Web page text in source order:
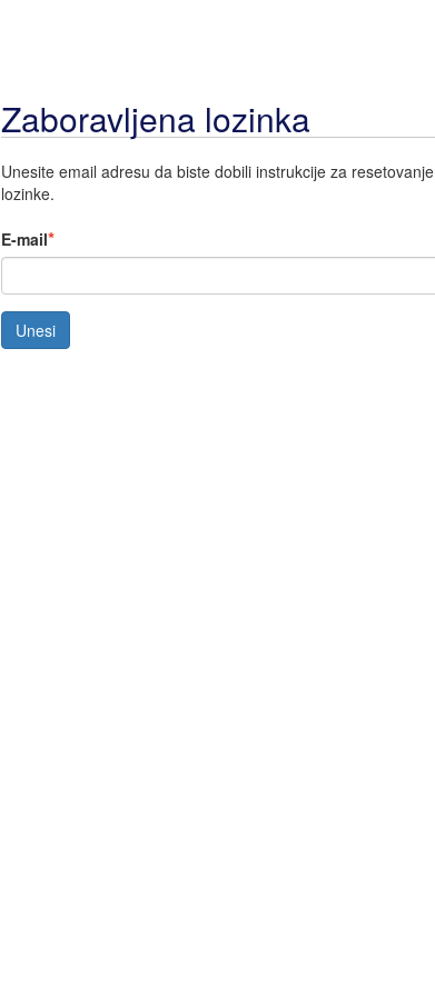
Zaboravljena lozinka
Unesite email adresu da biste dobili instrukcije za resetovanje
lozinke.
E-mail